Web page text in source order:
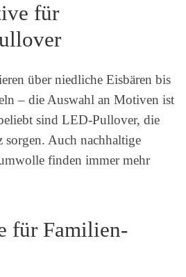
für
über niedliche Eisbären bis
– die Auswahl an Motiven ist
sind LED-Pullover, die
sorgen. Auch nachhaltige
finden immer mehr
für Familien-